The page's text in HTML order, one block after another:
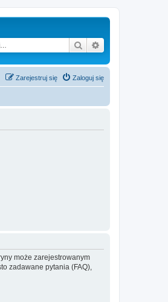
Szukaj
Zaloguj się
Zarejestruj się
może zarejestrowanym
zadawane pytania (FAQ),